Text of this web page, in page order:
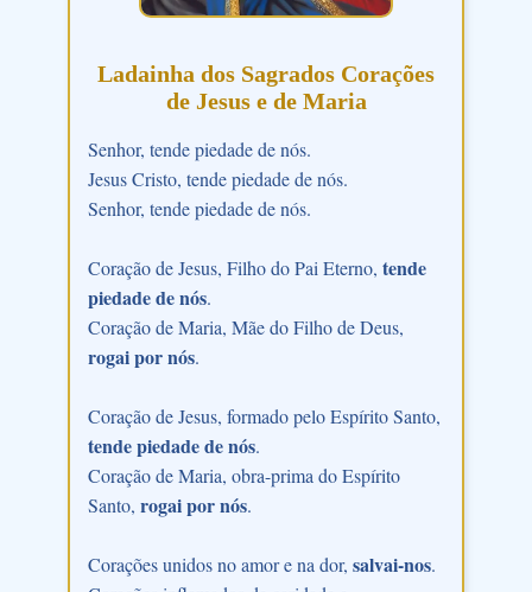
Ladainha dos Sagrados Corações
de Jesus e de Maria
Senhor, tende piedade de nós.
Jesus Cristo, tende piedade de nós.
Senhor, tende piedade de nós.
Coração de Jesus, Filho do Pai Eterno, tende
piedade de nós.
Coração de Maria, Mãe do Filho de Deus,
rogai por nós.
Coração de Jesus, formado pelo Espírito Santo,
tende piedade de nós.
Coração de Maria, obra-prima do Espírito
Santo, rogai por nós.
Corações unidos no amor e na dor, salvai-nos.